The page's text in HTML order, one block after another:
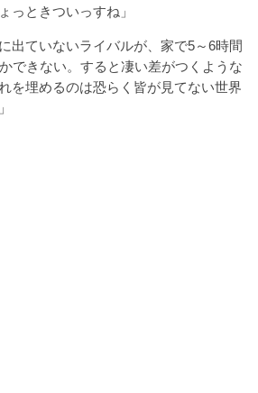
っときついっすね」
出ていないライバルが、家で5～6時間
できない。すると凄い差がつくような
を埋めるのは恐らく皆が見てない世界